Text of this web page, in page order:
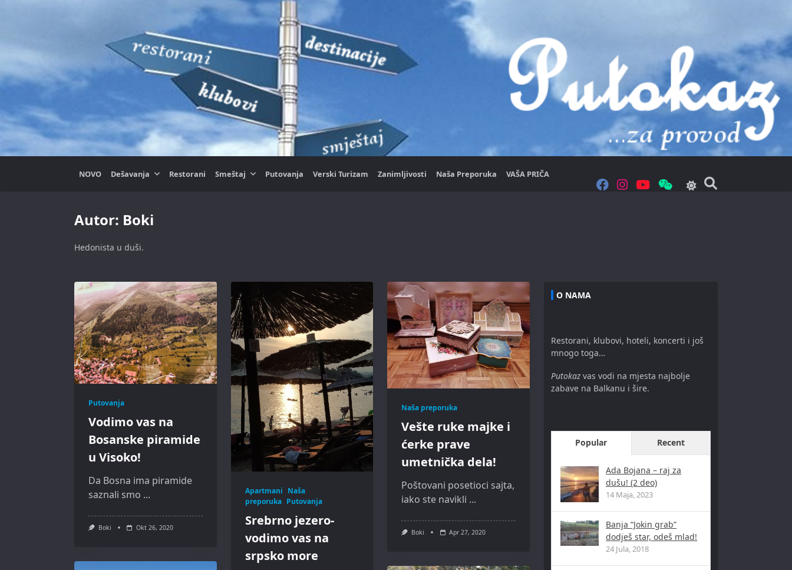
NOVO Dešavanja Restorani Smeštaj Putovanja Verski Turizam Zanimljivosti Naša Preporuka VAŠA PRIČA
Autor: Boki
Hedonista u duši.
Putovanja
Vodimo vas na
Bosanske piramide
u Visoko!
Da Bosna ima piramide
saznali smo ...
Boki Okt 26, 2020
Apartmani Naša
preporuka Putovanja
Srebrno jezero-
vodimo vas na
srpsko more
Naša preporuka
Vešte ruke majke i
ćerke prave
umetnička dela!
Poštovani posetioci sajta,
iako ste navikli ...
Boki Apr 27, 2020
O NAMA
Restorani, klubovi, hoteli, koncerti i još
mnogo toga…
Putokaz vas vodi na mjesta najbolje
zabave na Balkanu i šire.
Popular Recent
Ada Bojana – raj za
dušu! (2 deo)
14 Maja, 2023
Banja “Jokin grab”
dodješ star, odeš mlad!
24 Jula, 2018